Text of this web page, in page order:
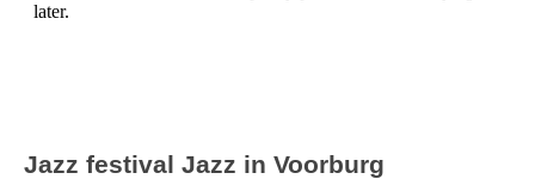
Jazz festival Jazz in Voorburg